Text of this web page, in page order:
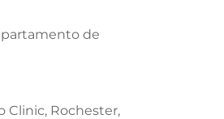
de
Clinic, Rochester,